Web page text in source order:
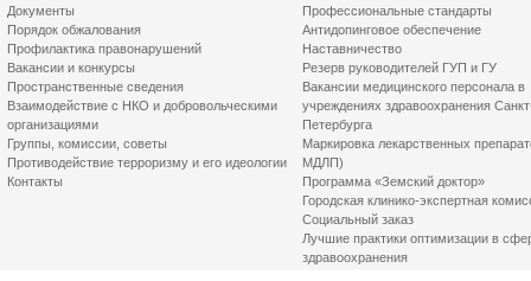
Документы
Порядок обжалования
Профилактика правонарушений
Вакансии и конкурсы
Пространственные сведения
Взаимодействие с НКО и добровольческими
организациями
Группы, комиссии, советы
Противодействие терроризму и его идеологии
Контакты
Профессиональные стандарты
Антидопинговое обеспечение
Наставничество
Резерв руководителей ГУП и ГУ
Вакансии медицинского персонала в
учреждениях здравоохранения
Петербурга
Маркировка лекарственных
МДЛП)
Программа «Земский доктор»
Городская клинико-экспертная
Социальный заказ
Лучшие практики оптимизации в
здравоохранения